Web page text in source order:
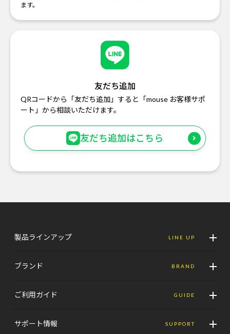
ます。
友だち追加
QRコードから「友だち追加」すると「mouse お客様サポ
ート」から相談いただけます。
友だち追加はこちら
製品ラインアップ LINE UP
ブランド BRAND
ご利用ガイド GUIDE
サポート情報 SUPPORT